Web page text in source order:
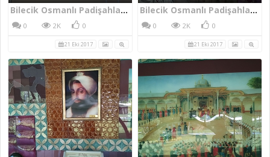
Bilecik Osmanlı Padişahları Tarih Şeridi IV. Mustafa
0 2K 0
21 Eki 2017
Bilecik Osmanlı Padişahları Tarih Şeridi Duvar Sanat Eserleri
0 2K 0
21 Eki 2017